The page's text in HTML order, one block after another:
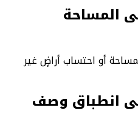
المساحة
أو احتساب أراضٍ غير
انطباق وصف